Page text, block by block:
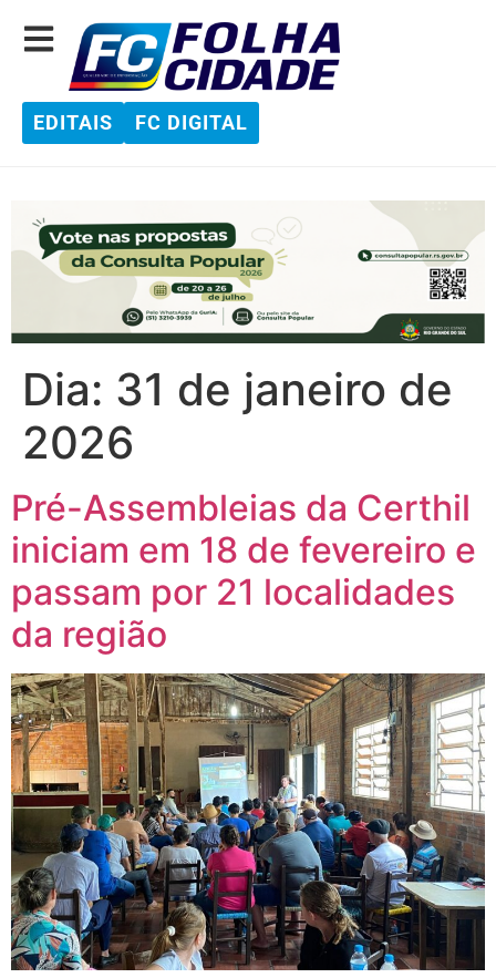
EDITAIS FC DIGITAL
Dia: 31 de janeiro de
2026
Pré-Assembleias da Certhil
iniciam em 18 de fevereiro e
passam por 21 localidades
da região